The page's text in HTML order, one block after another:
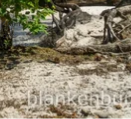
den
der